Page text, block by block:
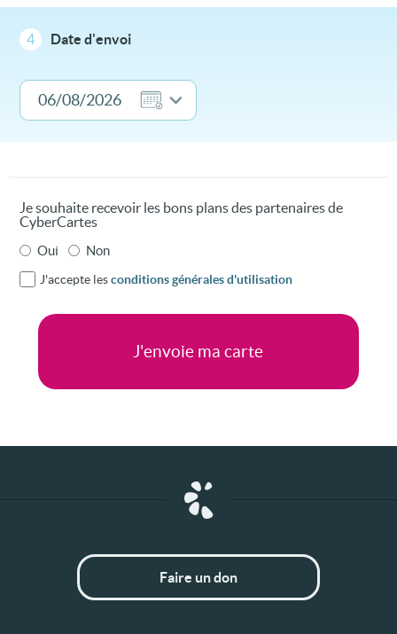
4 Date d'envoi
Je souhaite recevoir les bons plans des partenaires de
CyberCartes
Oui Non
J'accepte lesconditions générales d'utilisation
Faire un don